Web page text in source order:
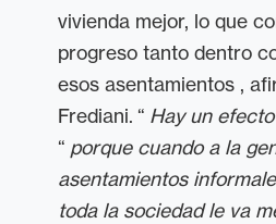
vivienda mejor, lo que
progreso tanto dentro
esos asentamientos ,
Frediani. “ Hay un
“ porque cuando a la
asentamientos
toda la sociedad le va